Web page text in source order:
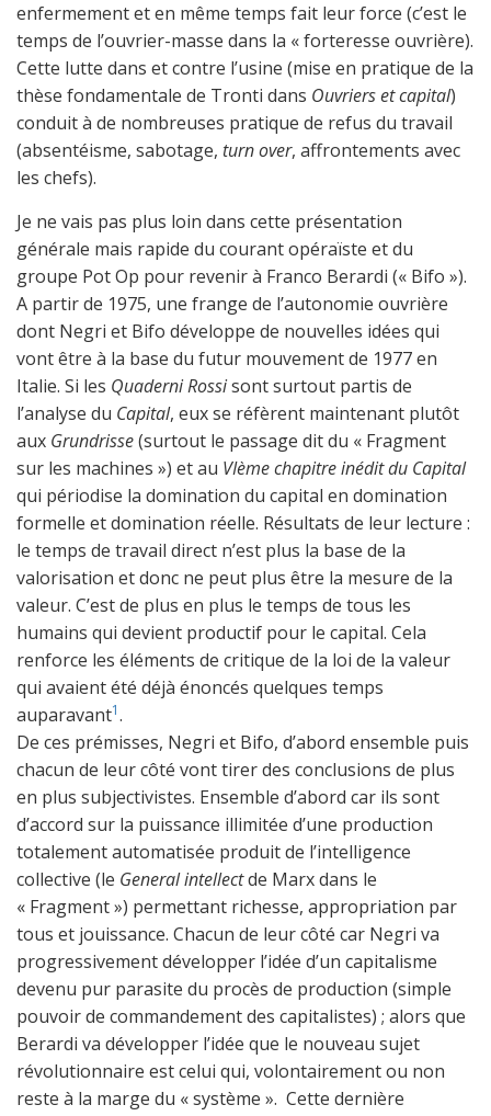
enfermement et en même temps fait leur force (c’est le
temps de l’ouvrier-masse dans la « forteresse ouvrière).
Cette lutte dans et contre l’usine (mise en pratique de la
thèse fondamentale de Tronti dans Ouvriers et capital)
conduit à de nombreuses pratique de refus du travail
(absentéisme, sabotage, turn over, affrontements avec
les chefs).
Je ne vais pas plus loin dans cette présentation
générale mais rapide du courant opéraïste et du
groupe Pot Op pour revenir à Franco Berardi (« Bifo »).
A partir de 1975, une frange de l’autonomie ouvrière
dont Negri et Bifo développe de nouvelles idées qui
vont être à la base du futur mouvement de 1977 en
Italie. Si les Quaderni Rossisont surtout partis de
l’analyse du Capital, eux se réfèrent maintenant plutôt
aux Grundrisse(surtout le passage dit du « Fragment
sur les machines ») et au VIème chapitre inédit du Capital
qui périodise la domination du capital en domination
formelle et domination réelle. Résultats de leur lecture :
le temps de travail direct n’est plus la base de la
valorisation et donc ne peut plus être la mesure de la
valeur. C’est de plus en plus le temps de tous les
humains qui devient productif pour le capital. Cela
renforce les éléments de critique de la loi de la valeur
qui avaient été déjà énoncés quelques temps
auparavant1.
De ces prémisses, Negri et Bifo, d’abord ensemble puis
chacun de leur côté vont tirer des conclusions de plus
en plus subjectivistes. Ensemble d’abord car ils sont
d’accord sur la puissance illimitée d’une production
totalement automatisée produit de l’intelligence
collective (le General intellectde Marx dans le
« Fragment ») permettant richesse, appropriation par
tous et jouissance. Chacun de leur côté car Negri va
progressivement développer l’idée d’un capitalisme
devenu pur parasite du procès de production (simple
pouvoir de commandement des capitalistes) ; alors que
Berardi va développer l’idée que le nouveau sujet
révolutionnaire est celui qui, volontairement ou non
reste à la marge du « système ». Cette dernière